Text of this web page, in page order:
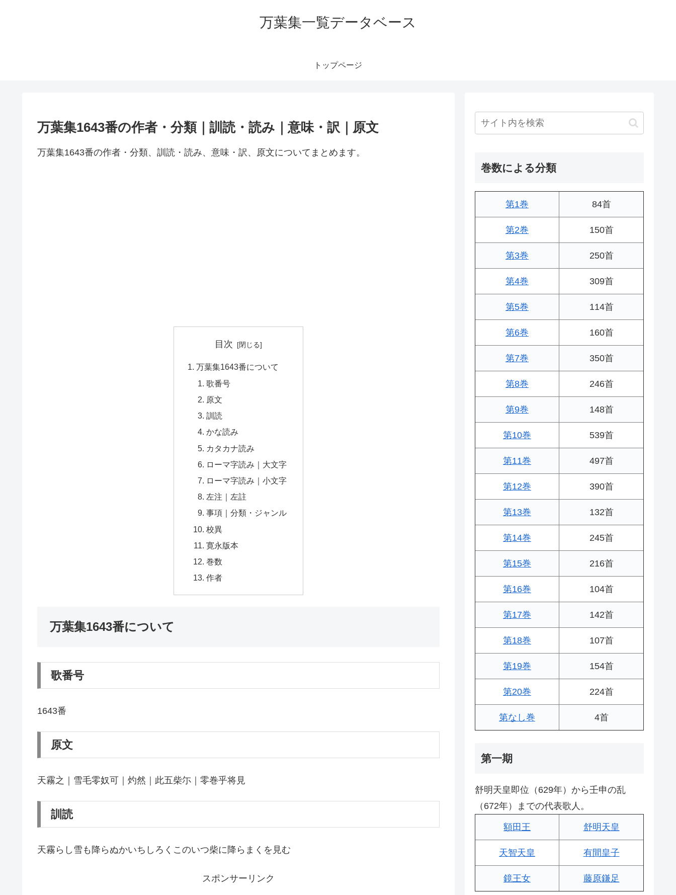
万葉集一覧データベース
トップページ
万葉集1643番の作者・分類｜訓読・読み｜意味・訳｜原文
万葉集1643番の作者・分類、訓読・読み、意味・訳、原文についてまとめます。
目次
万葉集1643番について
歌番号
原文
訓読
かな読み
カタカナ読み
ローマ字読み｜大文字
ローマ字読み｜小文字
左注｜左註
事項｜分類・ジャンル
校異
寛永版本
巻数
作者
万葉集1643番について
歌番号
1643番
原文
天霧之｜雪毛零奴可｜灼然｜此五柴尓｜零巻乎将見
訓読
天霧らし雪も降らぬかいちしろくこのいつ柴に降らまくを見む
スポンサーリンク
巻数による分類
第1巻 84首
第2巻 150首
第3巻 250首
第4巻 309首
第5巻 114首
第6巻 160首
第7巻 350首
第8巻 246首
第9巻 148首
第10巻 539首
第11巻 497首
第12巻 390首
第13巻 132首
第14巻 245首
第15巻 216首
第16巻 104首
第17巻 142首
第18巻 107首
第19巻 154首
第20巻 224首
第なし巻 4首
第一期
舒明天皇即位（629年）から壬申の乱
（672年）までの代表歌人。
額田王 舒明天皇
天智天皇 有間皇子
鏡王女 藤原鎌足